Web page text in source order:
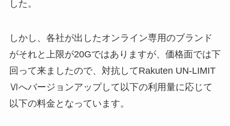
した。
しかし、各社が出したオンライン専用のブランド
がそれと上限が20Gではありますが、価格面では下
回って来ましたので、対抗してRakuten UN-LIMIT
Ⅵへバージョンアップして以下の利用量に応じて
以下の料金となっています。